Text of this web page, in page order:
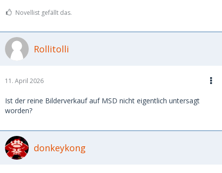
Novellist gefällt das.
Rollitolli
11. April 2026
Ist der reine Bilderverkauf auf MSD nicht eigentlich untersagt
worden?
donkeykong